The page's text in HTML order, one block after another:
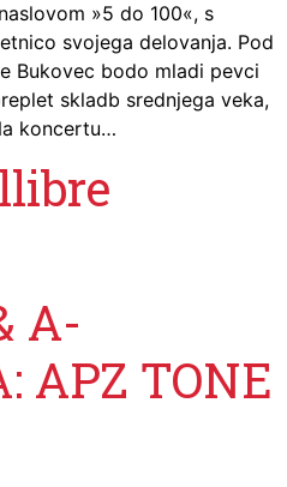
»5 do 100«, s
svojega delovanja. Pod
Bukovec bodo mladi pevci
skladb srednjega veka,
koncertu…
A-
APZ TONE